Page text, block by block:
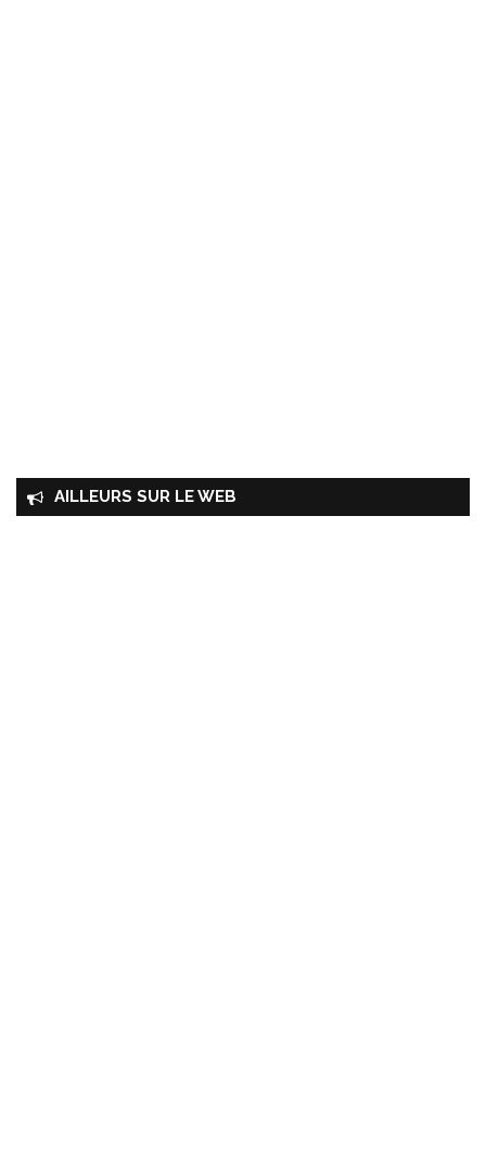
AILLEURS SUR LE WEB